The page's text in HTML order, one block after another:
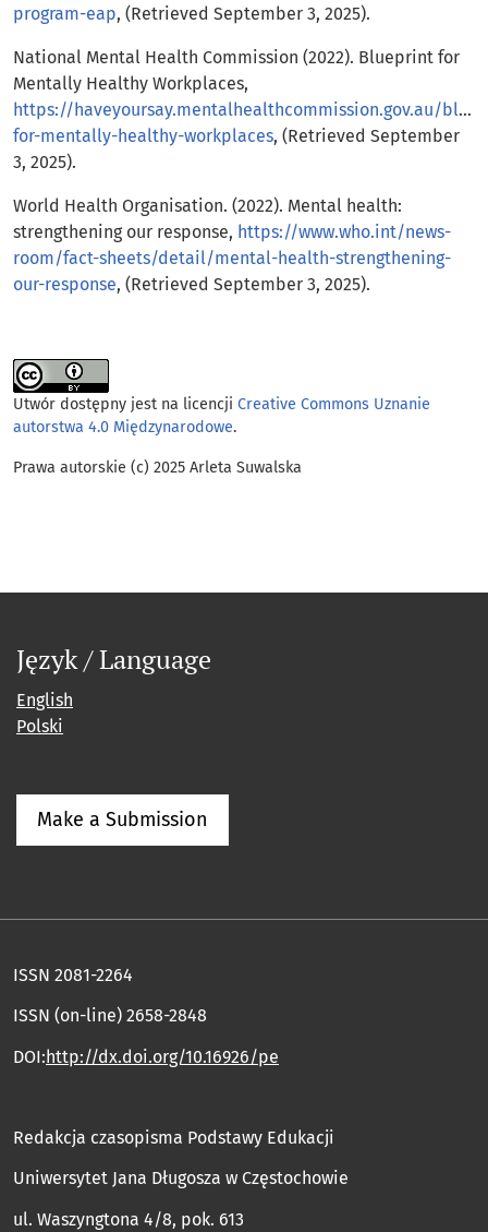
program-eap, (Retrieved September 3, 2025).
National Mental Health Commission (2022). Blueprint for
Mentally Healthy Workplaces,
https://haveyoursay.mentalhealthcommission.gov.au/
for-mentally-healthy-workplaces, (Retrieved September
3, 2025).
World Health Organisation. (2022). Mental health:
strengthening our response, https://www.who.int/news-
room/fact-sheets/detail/mental-health-strengthening-
our-response, (Retrieved September 3, 2025).
Utwór dostępny jest na licencji Creative Commons Uznanie
autorstwa 4.0 Międzynarodowe.
Prawa autorskie (c) 2025 Arleta Suwalska
Język / Language
English
Polski
Make a Submission
ISSN 2081-2264
ISSN (on-line) 2658-2848
DOI:http://dx.doi.org/10.16926/pe
Redakcja czasopisma Podstawy Edukacji
Uniwersytet Jana Długosza w Częstochowie
ul. Waszyngtona 4/8, pok. 613